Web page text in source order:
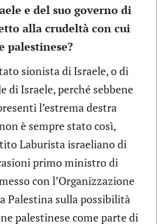
e del suo governo di
alla crudeltà con cui
palestinese?
sionista di Israele, o di
di Israele, perché sebbene
l’estrema destra
è sempre stato così,
Laburista israeliano di
primo ministro di
con l’Organizzazione
Palestina sulla possibilità
palestinese come parte di